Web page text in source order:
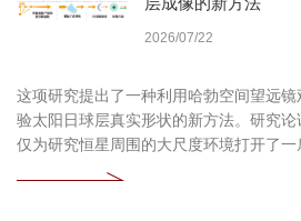
2026/07/22
这项研究提出了一种利用哈勃空间望远
验太阳日球层真实形状的新方法。研究
仅为研究恒星周围的大尺度环境打开了
我们更加深入地认识自身所处的太阳系环